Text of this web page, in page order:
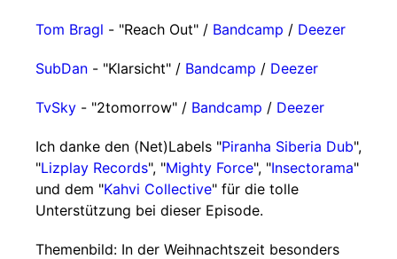
Tom Bragl - "Reach Out" / Bandcamp / Deezer
SubDan - "Klarsicht" / Bandcamp / Deezer
TvSky - "2tomorrow" / Bandcamp / Deezer
Ich danke den (Net)Labels "Piranha Siberia Dub",
"Lizplay Records", "Mighty Force", "Insectorama"
und dem "Kahvi Collective" für die tolle
Unterstützung bei dieser Episode.
Themenbild: In der Weihnachtszeit besonders